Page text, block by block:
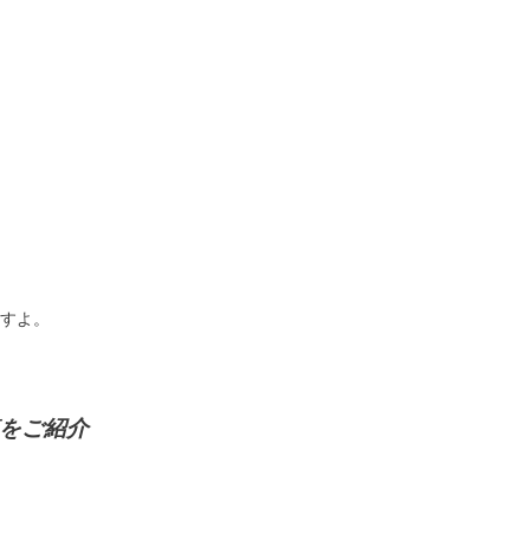
よ。
ご紹介